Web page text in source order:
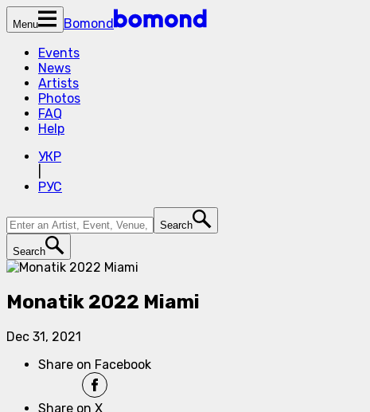
Menu
Bomond
Events
News
Artists
Photos
FAQ
Help
УКР
РУС
Search
Search
Monatik 2022 Miami
Dec 31, 2021
Share on Facebook
Share on X